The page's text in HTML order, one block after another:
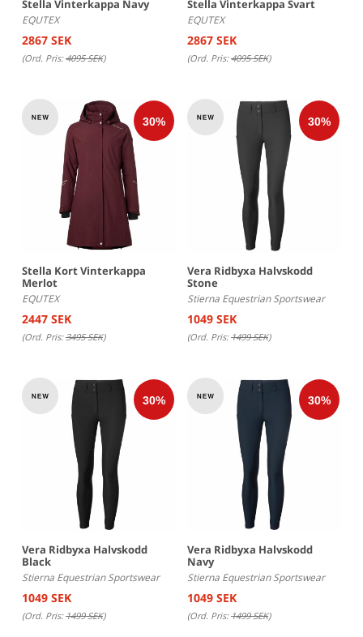
Stella Vinterkappa Navy
EQUTEX
2867 SEK
(Ord. Pris:4095 SEK)
Stella Vinterkappa Svart
EQUTEX
2867 SEK
(Ord. Pris:4095 SEK)
Stella Kort Vinterkappa
Merlot
EQUTEX
2447 SEK
(Ord. Pris:3495 SEK)
Vera Ridbyxa Halvskodd
Stone
Stierna Equestrian Sportswear
1049 SEK
(Ord. Pris:1499 SEK)
Vera Ridbyxa Halvskodd
Black
Stierna Equestrian Sportswear
1049 SEK
(Ord. Pris:1499 SEK)
Vera Ridbyxa Halvskodd
Navy
Stierna Equestrian Sportswear
1049 SEK
(Ord. Pris:1499 SEK)